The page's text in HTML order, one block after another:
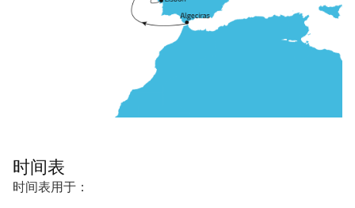
时间表
时间表用于：